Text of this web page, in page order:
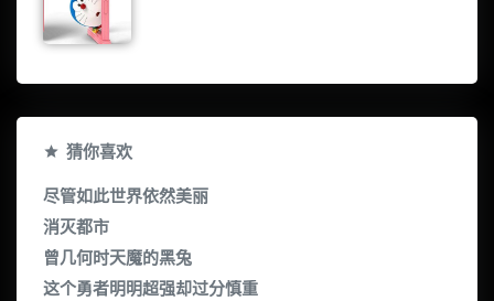
猜你喜欢
尽管如此世界依然美丽
消灭都市
曾几何时天魔的黑兔
这个勇者明明超强却过分慎重